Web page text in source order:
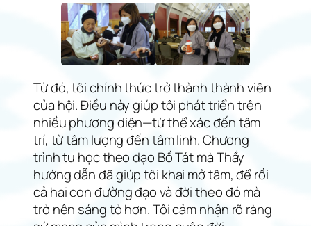
Từ đó, tôi chính thức trở thành thành viên
của hội. Điều này giúp tôi phát triển trên
nhiều phương diện—từ thể xác đến tâm
trí, từ tâm lượng đến tâm linh. Chương
trình tu học theo đạo Bồ Tát mà Thầy
hướng dẫn đã giúp tôi khai mở tâm, để rồi
cả hai con đường đạo và đời theo đó mà
trở nên sáng tỏ hơn. Tôi cảm nhận rõ ràng